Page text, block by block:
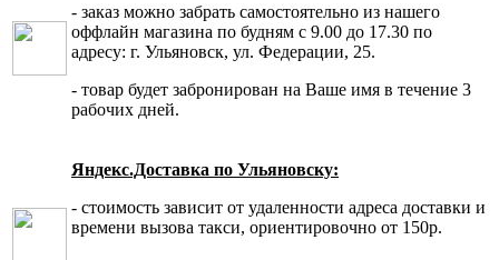
- заказ можно забрать самостоятельно из нашего
оффлайн магазина по будням с 9.00 до 17.30 по
адресу: г. Ульяновск, ул. Федерации, 25.
- товар будет забронирован на Ваше имя в течение 3
рабочих дней.
Яндекс.Доставка по Ульяновску:
- стоимость зависит от удаленности адреса доставки и
времени вызова такси, ориентировочно от 150р.